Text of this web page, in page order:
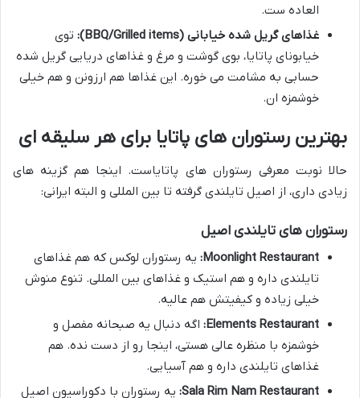
العاده ست.
غذاهای گریل شده خیابانی (BBQ/Grilled items):
توی
خیابونای پاتایا، بوی گوشت و مرغ و غذاهای دریایی گریل شده
حسابی به مشامت می خوره. این غذاها هم ارزونن و هم خیلی
خوشمزه ان.
بهترین رستوران های پاتایا برای هر سلیقه ای
حالا نوبت معرفی رستوران های پاتایاست. اینجا هم گزینه های
زیادی داری، از اصیل تایلندی گرفته تا بین المللی و البته ایرانی:
رستوران های تایلندی اصیل
Moonlight Restaurant: یه رستوران لوکس که هم غذاهای
تایلندی داره و هم استیک و غذاهای بین المللی. تنوع منوش
خیلی زیاده و کیفیتش هم عالیه.
Elements Restaurant: اگه دنبال یه صبحانه مفصل و
خوشمزه با منظره عالی هستی، اینجا رو از دست نده. هم
غذاهای تایلندی داره و هم آسیایی.
Sala Rim Nam Restaurant: یه رستوران با دکوراسیون اصیل